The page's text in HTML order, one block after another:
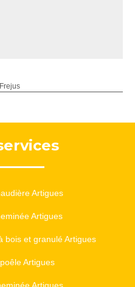
Artigues
Artigues
bois et granulé Artigues
Artigues